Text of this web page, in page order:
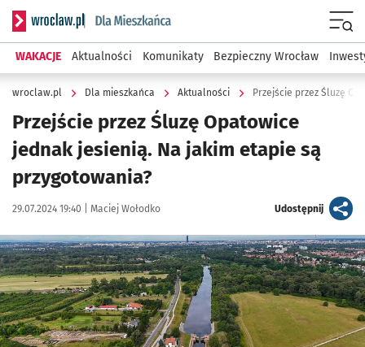
Serwis informacyjny wroclaw.pl podserwis: Dla mieszkańca
WAKACJE Aktualności Komunikaty Bezpieczny Wrocław
wroclaw.pl Dla mieszkańca Aktualności
Przejście przez Śluzę Opatowice
jednak jesienią. Na jakim etapie są
przygotowania?
Data publikacji:
29.07.2024 19:40 | Autor:
Maciej Wołodko Udostępnijartykuł
Kliknij, aby zobaczyć galerię